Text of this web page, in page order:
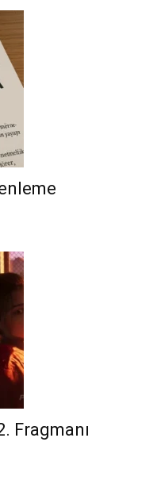
Fragmanı